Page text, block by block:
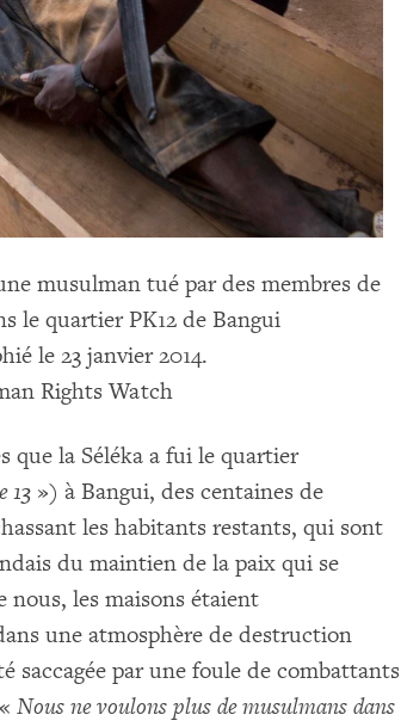
musulman tué par des membres de
le quartier PK12 de Bangui
le 23 janvier 2014.
Rights Watch
que la Séléka a fui le quartier
13 ») à Bangui, des centaines de
les habitants restants, qui sont
du maintien de la paix qui se
les maisons étaient
une atmosphère de destruction
saccagée par une foule de combattants
Nous ne voulons plus de musulmans dans